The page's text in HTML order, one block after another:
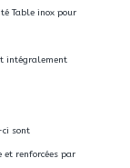
Table inox pour
intégralement
sont
et renforcées par